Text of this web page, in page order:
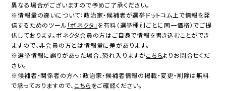
異なる場合がございますので予めご了承ください。
※情報量の違いについて：政治家・候補者が選挙ドットコム上で情報を発
信するためのツール 「ボネクタ」を有料（選挙種別ごとに同一価格）でご提
供しております。ボネクタ会員の方はご自身で情報を書き込むことができ
ますので、非会員の方とは情報量に差があります。
※選挙情報に誤りがあった場合、恐れ入りますがこちらよりお問合せくだ
さい。
※候補者・関係者の方へ：政治家・候補者情報の掲載・変更・削除は無料
で承っておりますので、 こちらをご確認ください。